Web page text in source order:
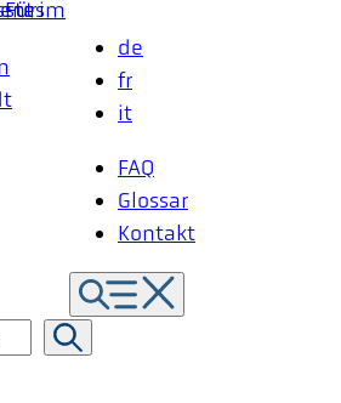
de
fr
it
FAQ
Glossar
Kontakt